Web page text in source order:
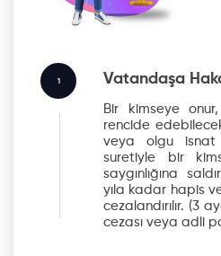
1 Vatandaşa
Bir kimseye onur,
rencide
veya olgu isnat
suretiyle bir
saygınlığına
yıla kadar hapis
cezalandırılır. (3
cezası veya adli